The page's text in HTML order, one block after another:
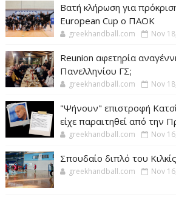
Βατή κλήρωση για
European Cup ο ΠΑΟΚ
greekhandball.com Nov
Reunion αφετηρία
Πανελληνίου ΓΣ;
greekhandball.com Nov
"Ψήνουν" επιστροφή
είχε παραιτηθεί από την
greekhandball.com Nov
Σπουδαίο διπλό του
greekhandball.com Nov